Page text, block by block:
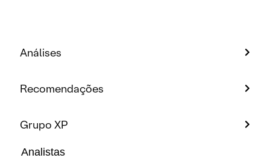
Análises
Recomendações
Grupo XP
Analistas